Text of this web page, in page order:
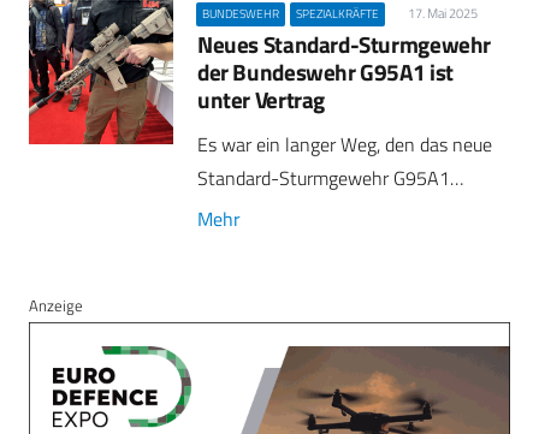
BUNDESWEHR SPEZIALKRÄFTE 17. Mai 2025
Neues Standard-Sturmgewehr
der Bundeswehr G95A1 ist
unter Vertrag
Es war ein langer Weg, den das neue
Standard-Sturmgewehr G95A1…
Mehr
Anzeige